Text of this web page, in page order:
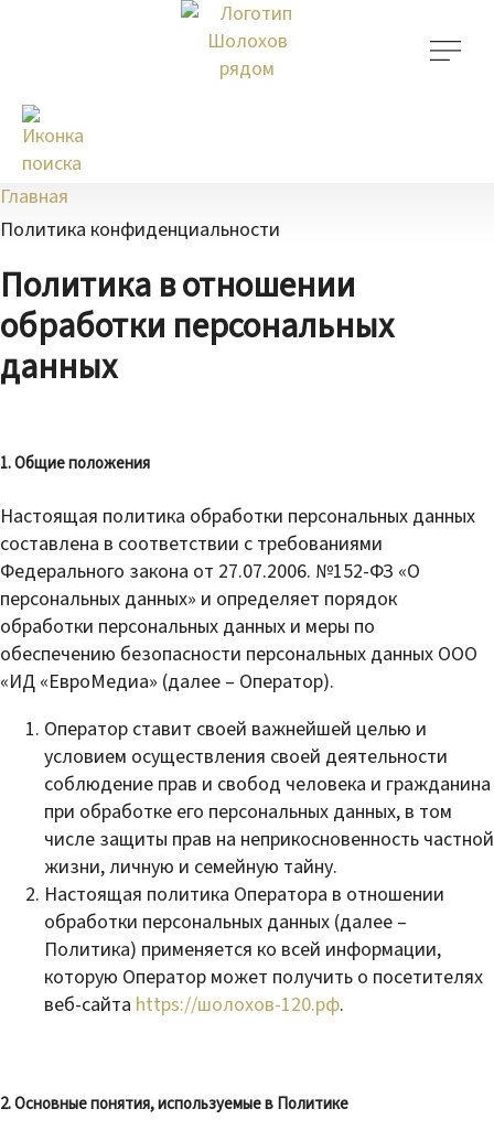
Главная
Политика конфиденциальности
Политика в отношении
обработки персональных
данных
1. Общие положения
Настоящая политика обработки персональных данных
составлена в соответствии с требованиями
Федерального закона от 27.07.2006. №152-ФЗ «О
персональных данных» и определяет порядок
обработки персональных данных и меры по
обеспечению безопасности персональных данных ООО
«ИД «ЕвроМедиа» (далее – Оператор).
Оператор ставит своей важнейшей целью и
условием осуществления своей деятельности
соблюдение прав и свобод человека и гражданина
при обработке его персональных данных, в том
числе защиты прав на неприкосновенность частной
жизни, личную и семейную тайну.
Настоящая политика Оператора в отношении
обработки персональных данных (далее –
Политика) применяется ко всей информации,
которую Оператор может получить о посетителях
веб-сайта https://шолохов-120.рф.
2. Основные понятия, используемые в Политике